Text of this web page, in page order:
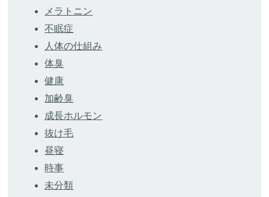
メラトニン
不眠症
人体の仕組み
体臭
健康
加齢臭
成長ホルモン
抜け毛
昼寝
時事
未分類